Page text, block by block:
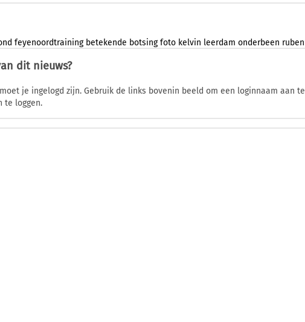
feyenoordtraining betekende botsing foto kelvin leerdam onderbeen ruben
dit nieuws?
je ingelogd zijn. Gebruik de links bovenin beeld om een loginnaam aan te
te loggen.